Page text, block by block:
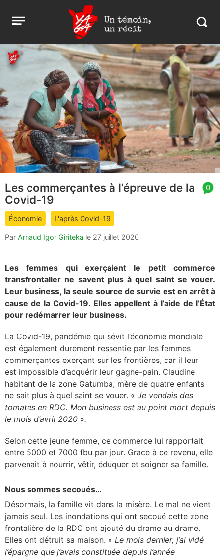
Open
menu
Yaga
Burundi
Search
article
comment
count
0
Les commerçantes à l’épreuve de la
Covid-19
Économie L'après Covid-19
Par Arnaud Igor Giriteka le 27 juillet 2020
Les femmes qui exerçaient le petit commerce
transfrontalier ne savent plus à quel saint se vouer.
Leur business, la seule source de survie est en arrêt à
cause de la Covid-19. Elles appellent à l’aide de l’État
pour redémarrer leur business.
La Covid-19, pandémie qui sévit l’économie mondiale
est également durement ressentie par les femmes
commerçantes exerçant sur les frontières, car il leur
est impossible d’acquérir leur gagne-pain. Claudine
habitant de la zone Gatumba, mère de quatre enfants
ne sait plus à quel saint se vouer. « Je vendais des
tomates en RDC. Mon business est au point mort depuis
le mois d’avril 2020 ».
Selon cette jeune femme, ce commerce lui rapportait
entre 5000 et 7000 fbu par jour. Grace à ce revenu, elle
parvenait à nourrir, vêtir, éduquer et soigner sa famille.
Nous sommes secoués…
Désormais, la famille vit dans la misère. Le mal ne vient
jamais seul. Les inondations qui ont secoué cette zone
frontalière de la RDC ont ajouté du drame au drame.
Elles ont détruit sa maison. « Le mois dernier, j’ai vidé
l’épargne que j’avais constituée depuis l’année